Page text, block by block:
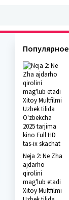
Популярное
Neja 2: Ne Zha
ajdarho
qirolini
mag'lub etadi
Xitoy Multfilmi